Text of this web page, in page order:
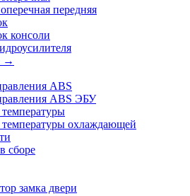
передняя
консоли
→
ABS
ABS ЭБУ
температуры охлаждающей
сборе
замка двери